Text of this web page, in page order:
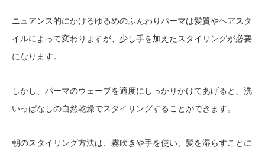
ニュアンス的にかけるゆるめのふんわりパーマは髪質やヘアスタ
イルによって変わりますが、少し手を加えたスタイリングが必要
になります。
しかし、パーマのウェーブを適度にしっかりかけてあげると、洗
いっぱなしの自然乾燥でスタイリングすることができます。
朝のスタイリング方法は、霧吹きや手を使い、髪を湿らすことに